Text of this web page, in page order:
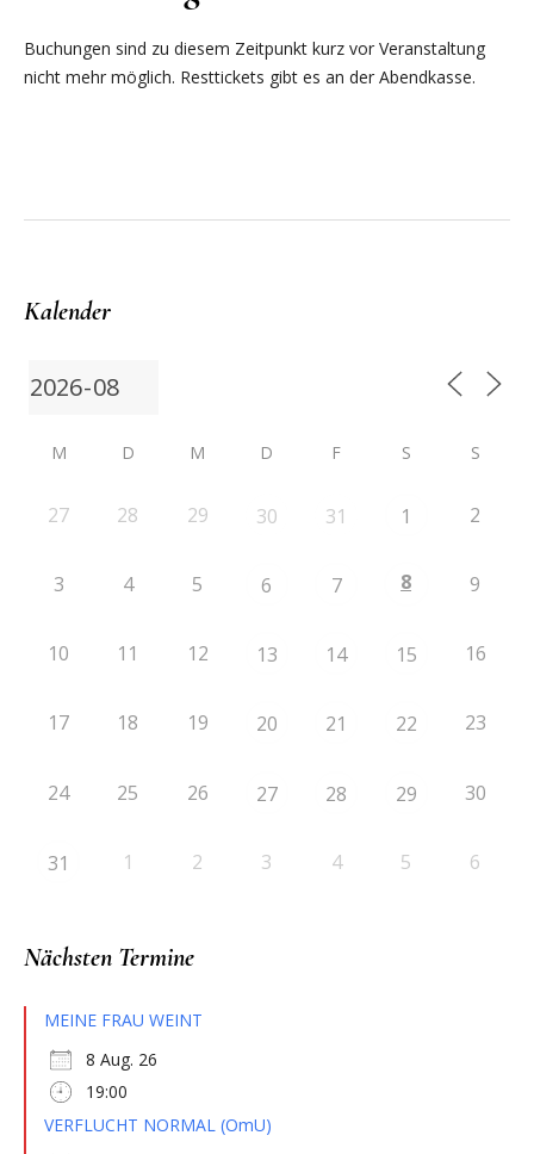
Buchungen sind zu diesem Zeitpunkt kurz vor Veranstaltung
nicht mehr möglich. Resttickets gibt es an der Abendkasse.
Kalender
M D M D F S S
27 28 29 30 31 1 2
3 4 5 6 7 8 9
10 11 12 13 14 15 16
17 18 19 20 21 22 23
24 25 26 27 28 29 30
31 1 2 3 4 5 6
Nächsten Termine
MEINE FRAU WEINT
8 Aug. 26
19:00
VERFLUCHT NORMAL (OmU)